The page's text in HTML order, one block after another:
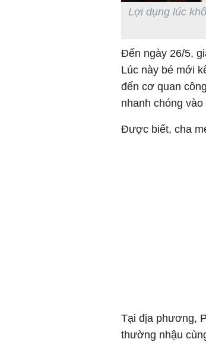
Lợi dụng lúc
Đến ngày 26/5,
Lúc này bé mới
đến cơ quan
nhanh chóng
Được biết, cha
Tại địa phương,
thường nhậu